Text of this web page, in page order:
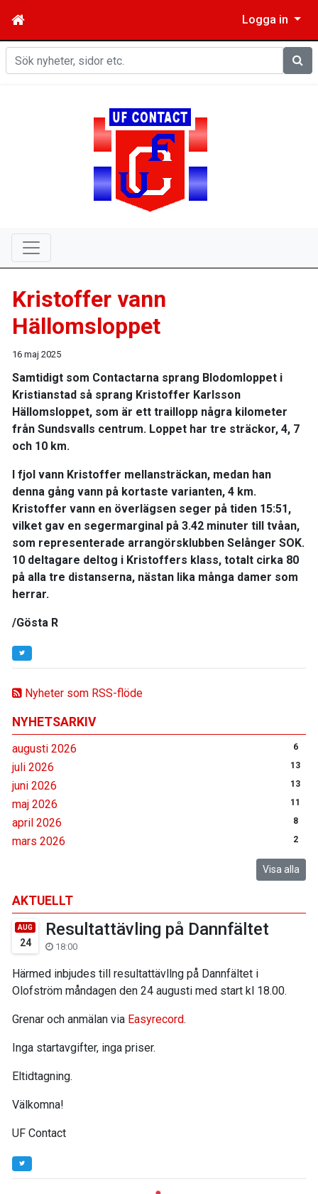
Logga in
Sök
Nyheter som RSS-flöde
NYHETSARKIV
augusti 2026 6
juli 2026 13
juni 2026 13
maj 2026 11
april 2026 8
mars 2026 2
Visa alla
AKTUELLT
AUG
24
Resultattävling på Dannfältet
18:00
Härmed inbjudes till resultattävllng på Dannfältet i
Olofström måndagen den 24 augusti med start kl 18.00.
Grenar och anmälan via Easyrecord.
Inga startavgifter, inga priser.
Eltidtagning.
Välkomna!
UF Contact
Kristoffer vann
Hällomsloppet
16 maj 2025
Samtidigt som Contactarna sprang Blodomloppet i
Kristianstad så sprang Kristoffer Karlsson
Hällomsloppet, som är ett traillopp några kilometer
från Sundsvalls centrum. Loppet har tre sträckor, 4, 7
och 10 km.
I fjol vann Kristoffer mellansträckan, medan han
denna gång vann på kortaste varianten, 4 km.
Kristoffer vann en överlägsen seger på tiden 15:51,
vilket gav en segermarginal på 3.42 minuter till tvåan,
som representerade arrangörsklubben Selånger SOK.
10 deltagare deltog i Kristoffers klass, totalt cirka 80
på alla tre distanserna, nästan lika många damer som
herrar.
/Gösta R